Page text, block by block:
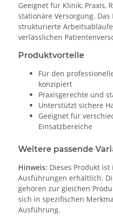
Geeignet für Klinik, Praxis,
stationäre Versorgung.
strukturierte
verlässlichen
Produktvorteile
Für den
konzipiert
Praxisgerechte und
Unterstützt sichere
Geeignet für
Einsatzbereiche
Weitere passende
Hinweis: Dieses Produkt
Ausführungen erhältlich.
gehören zur gleichen
sich in spezifischen
Ausführung.